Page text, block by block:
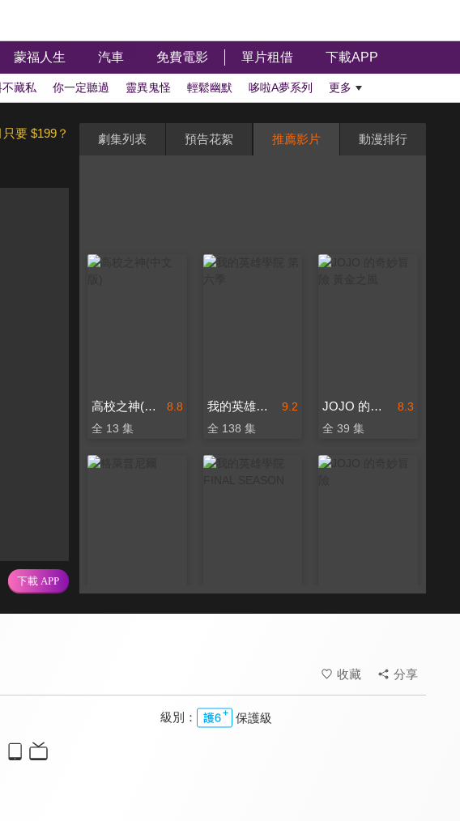
蒙福人生 汽車 免費電影 單片租借 下載APP
藏私 你一定聽過 靈異鬼怪 輕鬆幽默 哆啦A夢系列 更多
要 $199？ 劇集列表 預告花絮 推薦影片 動漫排行
8.8
高校之神(中文版)
全 13 集
9.2
我的英雄學院 第六季
全 138 集
8.3
JOJO 的奇妙冒險 黃金之風
全 39 集
收藏 分享
級別： 保護級